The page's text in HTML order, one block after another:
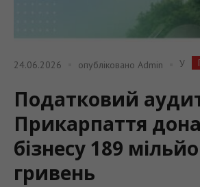
24.06.2026 опубліковано Admin У
Податковий
Прикарпаття
бізнесу 189
гривень